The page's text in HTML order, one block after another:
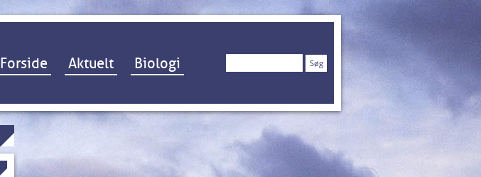
Hop til indhold
Forside Aktuelt Biologi Søg